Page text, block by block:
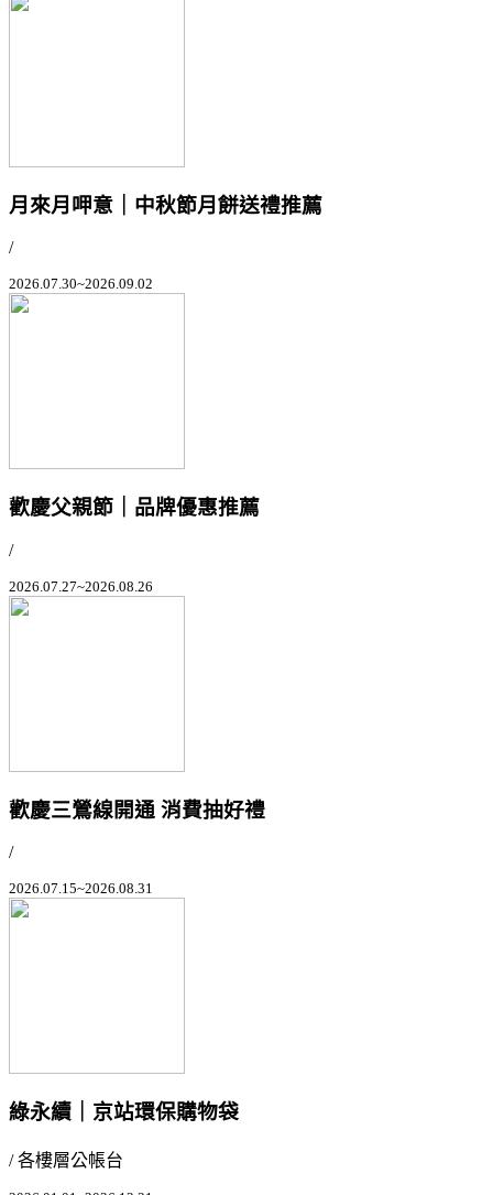
月來月呷意｜中秋節月餅送禮推薦
/
2026.07.30~2026.09.02
歡慶父親節｜品牌優惠推薦
/
2026.07.27~2026.08.26
歡慶三鶯線開通 消費抽好禮
/
2026.07.15~2026.08.31
綠永續｜京站環保購物袋
/ 各樓層公帳台